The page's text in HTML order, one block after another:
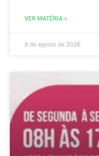
VER MATÉRIA »
8 de agosto de 2026